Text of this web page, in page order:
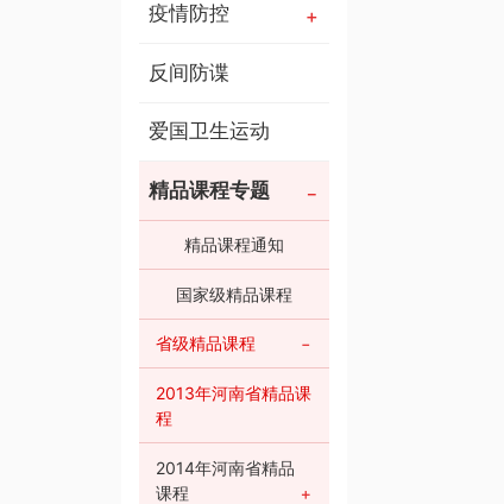
疫情防控
反间防谍
爱国卫生运动
精品课程专题
精品课程通知
国家级精品课程
省级精品课程
2013年河南省精品课
程
2014年河南省精品
课程